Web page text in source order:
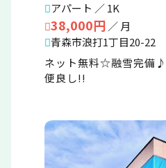
アパート ／ 1K
38,000円 ／ 月
青森市浪打1丁目20-22
ネット無料☆融雪完備
便良し!!